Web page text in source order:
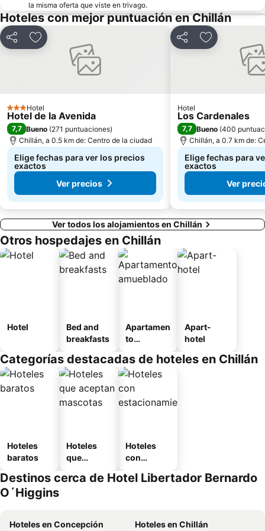
la misma oferta que viste en trivago.
Hoteles con mejor puntuación en Chillán
CompartirAgregar a favoritos
3 Estrellas
Hotel
Hotel de la Avenida
7,7 Bueno (271 puntuaciones)
Chillán, a 0.5 km de: Centro de la ciudad
Elige fechas para ver los precios
exactos
Ver precios
CompartirAgregar a
Hotel
Los Cardenales
7,7 Bueno (400
Chillán, a 0.7 km de:
Elige fechas para
exactos
Ver
Ver todos los alojamientos en Chillán
Otros hospedajes en Chillán
Hotel
Bed and
breakfasts
Apartamen
to
o
Apart-
hotel
Categorías destacadas de hoteles en Chillán
Hoteles
baratos
Hoteles
que
mascotas
Hoteles
con
miento
Destinos cerca de Hotel Libertador Bernardo
O´Higgins
Hoteles en Concepción
Hoteles en Chillán